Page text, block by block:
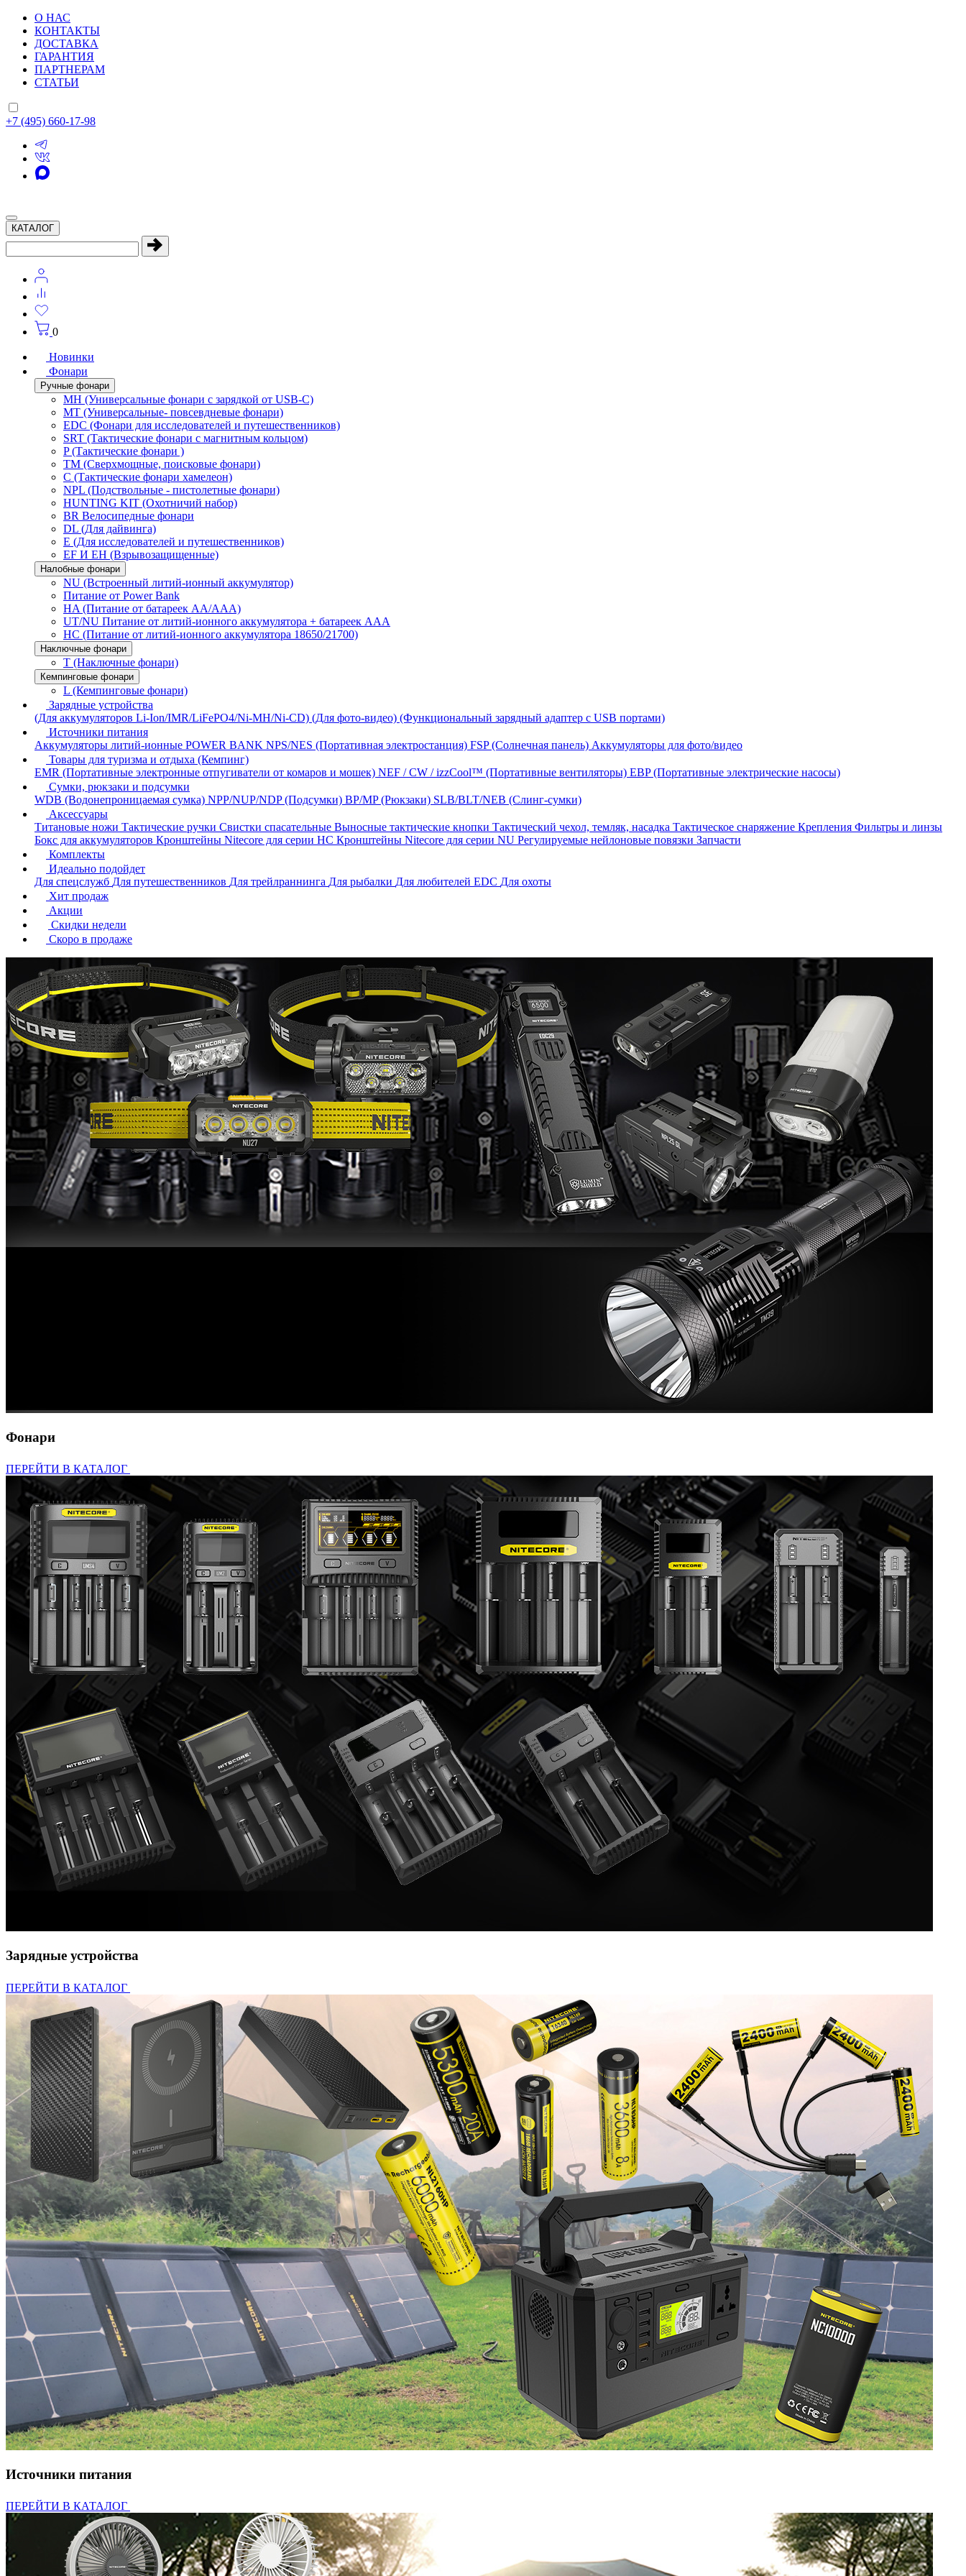
О НАС
КОНТАКТЫ
ДОСТАВКА
ГАРАНТИЯ
ПАРТНЕРАМ
СТАТЬИ
+7 (495) 660-17-98
КАТАЛОГ
0
Новинки
Фонари
Ручные фонари
MH (Универсальные фонари с зарядкой от USB-C)
MT (Универсальные- повсевдневые фонари)
EDC (Фонари для исследователей и путешественников)
SRT (Тактические фонари с магнитным кольцом)
P (Тактические фонари )
TM (Сверхмощные, поисковые фонари)
C (Тактические фонари хамелеон)
NPL (Подствольные - пистолетные фонари)
HUNTING KIT (Охотничий набор)
BR Велосипедные фонари
DL (Для дайвинга)
E (Для исследователей и путешественников)
EF И EH (Взрывозащищенные)
Налобные фонари
NU (Встроенный литий-ионный аккумулятор)
Питание от Power Bank
HA (Питание от батареек AA/AAA)
UT/NU Питание от литий-ионного аккумулятора + батареек AAA
HC (Питание от литий-ионного аккумулятора 18650/21700)
Наключные фонари
T (Наключные фонари)
Кемпинговые фонари
L (Кемпинговые фонари)
Зарядные устройства
(Для аккумуляторов Li-Ion/IMR/LiFePO4/Ni-MH/Ni-CD) (Для фото-видео) (Функциональный зарядный адаптер с USB портами)
Источники питания
Аккумуляторы литий-ионные POWER BANK NPS/NES (Портативная электростанция) FSP (Солнечная панель) Аккумуляторы для фото/видео
Товары для туризма и отдыха (Кемпинг)
EMR (Портативные электронные отпугиватели от комаров и мошек) NEF / CW / izzCool™ (Портативные вентиляторы) EBP (Портативные электрические насосы)
Сумки, рюкзаки и подсумки
WDB (Водонепроницаемая сумка) NPP/NUP/NDP (Подсумки) BP/MP (Рюкзаки) SLB/BLT/NEB (Слинг-сумки)
Аксессуары
Титановые ножи Тактические ручки Свистки спасательные Выносные тактические кнопки Тактический чехол, темляк, насадка Тактическое снаряжение Крепления Фильтры и линзы
Бокс для аккумуляторов Кронштейны Nitecore для серии HС Кронштейны Nitecore для серии NU Регулируемые нейлоновые повязки Запчасти
Комплекты
Идеально подойдет
Для спецслужб Для путешественников Для трейлраннинга Для рыбалки Для любителей EDC Для охоты
Хит продаж
Акции
Скидки недели
Скоро в продаже
Фонари
ПЕРЕЙТИ В КАТАЛОГ
Зарядные устройства
ПЕРЕЙТИ В КАТАЛОГ
Источники питания
ПЕРЕЙТИ В КАТАЛОГ